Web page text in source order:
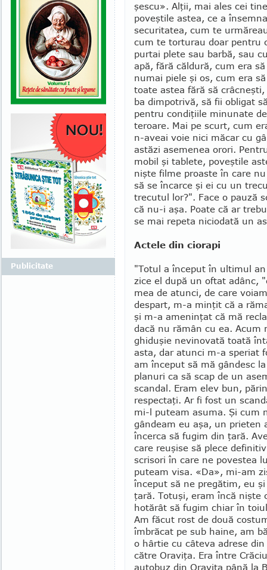
şescu». Alţii, mai ales cei
poveştile astea, ce a
secu­ri­tatea, cum te
cum te torturau doar pentru
purtai plete sau barbă, sau
apă, fără căldură, cum era
numai piele şi os, cum era
toate astea fără să
ba dimpotri­vă, să fii obligat
pentru condi­ţiile minunate
teroare. Mai pe scurt, cum
n-aveai voie nici măcar cu
astăzi asemenea orori.
mobil şi tablete, poveştile
nişte filme proaste în care
să se încarce şi ei cu un
trecutul lor?". Face o pauză
că nu-i aşa. Poate că ar
se mai repeta niciodată un
Actele din ciorapi
"Totul a început în ultimul
zice el după un oftat adânc,
mea de atunci, de care
despart, m-a minţit că a
şi m-a ameninţat că mă
dacă nu rămân cu ea. Acum
ghiduşie nevinovată toată
asta, dar atunci m-a speriat
am înce­put să mă gândesc
planuri ca să scap de un
scandal. Eram elev bun,
respectaţi. Ar fi fost un
mi-l puteam asuma. Şi cum
gândeam eu aşa, un prieten
încerca să fugim din ţară.
care reuşise să plece
scrisori în care ne po­vestea
puteam visa. «Da», mi-am
în­ceput să ne pregătim, eu
ţară. Totuşi, eram încă niş­te
hotărât să fugim chiar în
Am făcut rost de două
îmbrăcat pe sub haine, am
o hârtie cu câteva adrese
către Oraviţa. Era între
autobuz din Oraviţa până la
Publicitate